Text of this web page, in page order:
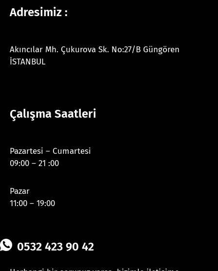
Adresimiz :
Akıncılar Mh. Çukurova Sk. No:27/B Güngören
İSTANBUL
Çalışma Saatleri
Pazartesi – Cumartesi
09:00 – 21 :00
Pazar
11:00 – 19:00
0532 423 90 42